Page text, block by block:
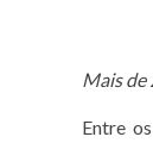
Mais de
Entre